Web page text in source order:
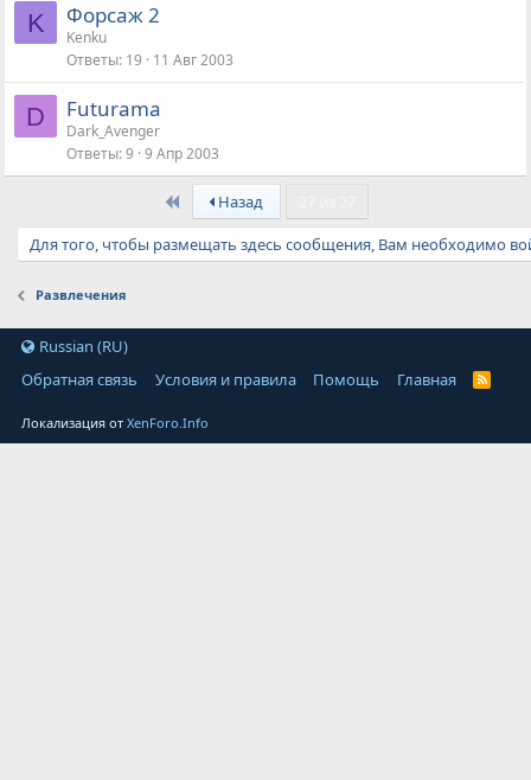
K Форсаж 2
Kenku
Ответы 19 11 Авг 2003
D Futurama
Dark_Avenger
Ответы 9 9 Апр 2003
First Назад
Для того, чтобы размещать здесь сообщения, Вам необходимо
Развлечения
Russian (RU)
Обратная связь
Условия и правила Помощь Главная
Локализация отXenForo.Info